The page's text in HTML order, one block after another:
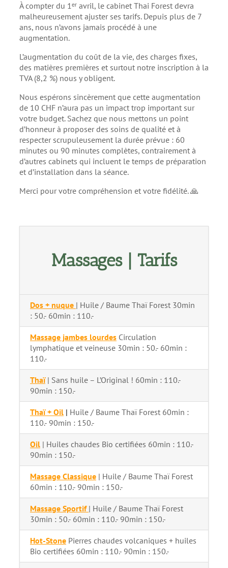
À compter du 1ᵉʳ avril, le cabinet Thai Forest devra
malheureusement ajuster ses tarifs. Depuis plus de 7
ans, nous n’avons jamais procédé à une
augmentation.
L’augmentation du coût de la vie, des charges fixes,
des matières premières et surtout notre inscription à la
TVA (8,2 %) nous y obligent.
Nous espérons sincèrement que cette augmentation
de 10 CHF n’aura pas un impact trop important sur
votre budget. Sachez que nous mettons un point
d’honneur à proposer des soins de qualité et à
respecter scrupuleusement la durée prévue : 60
minutes ou 90 minutes complètes, contrairement à
d’autres cabinets qui incluent le temps de préparation
et d’installation dans la séance.
Merci pour votre compréhension et votre fidélité. 🙏
Massages | Tarifs
Dos + nuque | Huile / Baume Thaï Forest 30min
: 50.- 60min : 110.-
Massage jambes lourdes Circulation
lymphatique et veineuse 30min : 50.- 60min :
110.-
Thaï| Sans huile – L’Original ! 60min : 110.-
90min : 150.-
Thaï + Oil | Huile / Baume Thaï Forest 60min :
110.- 90min : 150.-
Oil | Huiles chaudes Bio certifiées 60min : 110.-
90min : 150.-
Massage Classique | Huile / Baume Thaï Forest
60min : 110.- 90min : 150.-
Massage Sportif | Huile / Baume Thaï Forest
30min : 50.- 60min : 110.- 90min : 150.-
Hot-Stone Pierres chaudes volcaniques + huiles
Bio certifiées 60min : 110.- 90min : 150.-